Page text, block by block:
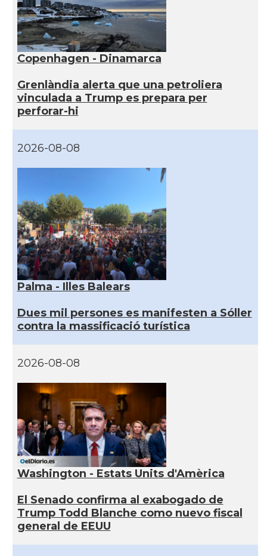
Copenhagen - Dinamarca
Grenlàndia alerta que una petroliera
vinculada a Trump es prepara per
perforar-hi
2026-08-08
Palma - Illes Balears
Dues mil persones es manifesten a Sóller
contra la massificació turística
2026-08-08
Washington - Estats Units d'Amèrica
El Senado confirma al exabogado de
Trump Todd Blanche como nuevo fiscal
general de EEUU